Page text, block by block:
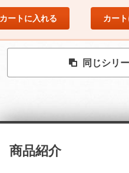
カートに入れる カー
同じシリ
商品紹介